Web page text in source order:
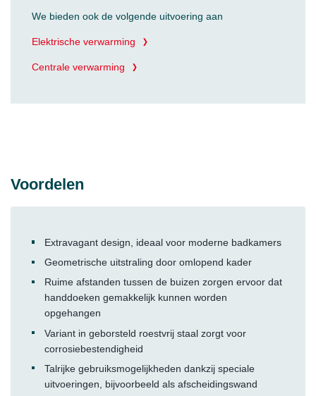
We bieden ook de volgende uitvoering aan
Elektrische verwarming
Centrale verwarming
Voordelen
Extravagant design, ideaal voor moderne badkamers
Geometrische uitstraling door omlopend kader
Ruime afstanden tussen de buizen zorgen ervoor dat
handdoeken gemakkelijk kunnen worden
opgehangen
Variant in geborsteld roestvrij staal zorgt voor
corrosiebestendigheid
Talrijke gebruiksmogelijkheden dankzij speciale
uitvoeringen, bijvoorbeeld als afscheidingswand